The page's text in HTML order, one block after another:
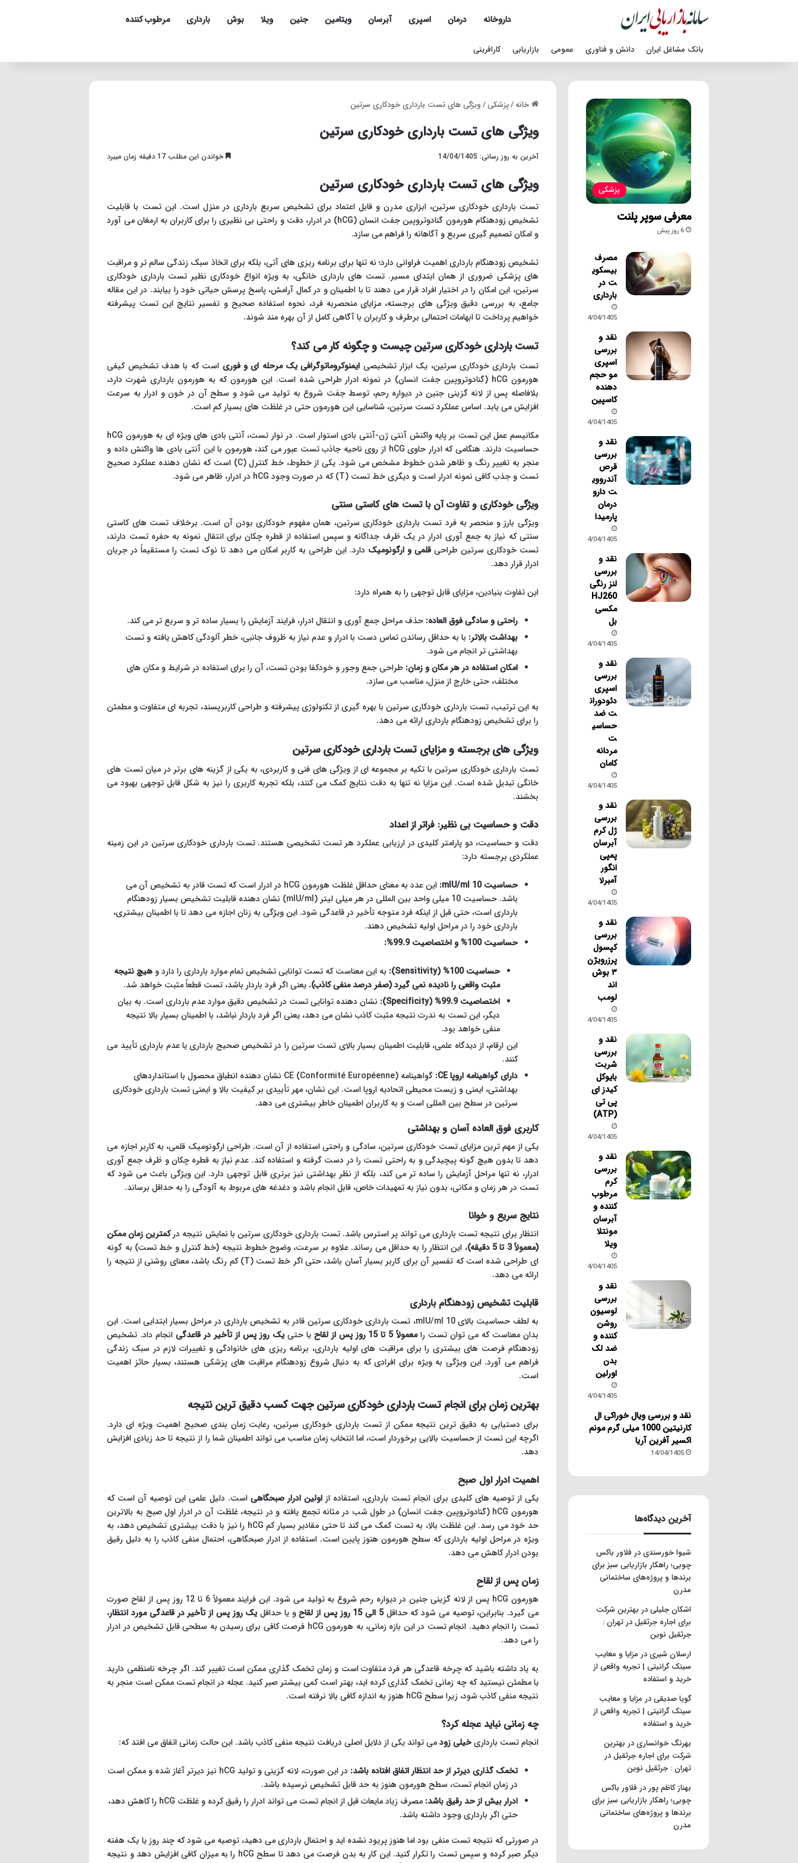
داروخانه درمان اسپری آبرسان ویتامین جنین ویلا بوش بارداری مرطوب کننده
بانک مشاغل ایران دانش و فناوری عمومی بازاریابی کارافرینی
خانه /پزشکی/ویژگی های تست بارداری خودکاری سرتین
ویژگی های تست بارداری خودکاری سرتین
آخرین به روز رسانی: 14/04/1405 خواندن این مطلب 17 دقیقه زمان میبرد
ویژگی های تست بارداری خودکاری سرتین
تست بارداری خودکاری سرتین، ابزاری مدرن و قابل اعتماد برای تشخیص سریع بارداری در منزل است. این تست با قابلیت
تشخیص زودهنگام هورمون گنادوتروپین جفت انسان (hCG) در ادرار، دقت و راحتی بی نظیری را برای کاربران به ارمغان می آورد
و امکان تصمیم گیری سریع و آگاهانه را فراهم می سازد.
تشخیص زودهنگام بارداری اهمیت فراوانی دارد؛ نه تنها برای برنامه ریزی های آتی، بلکه برای اتخاذ سبک زندگی سالم تر و مراقبت
های پزشکی ضروری از همان ابتدای مسیر. تست های بارداری خانگی، به ویژه انواع خودکاری نظیر تست بارداری خودکاری
سرتین، این امکان را در اختیار افراد قرار می دهند تا با اطمینان و در کمال آرامش، پاسخ پرسش حیاتی خود را بیابند. در این مقاله
جامع، به بررسی دقیق ویژگی های برجسته، مزایای منحصربه فرد، نحوه استفاده صحیح و تفسیر نتایج این تست پیشرفته
خواهیم پرداخت تا ابهامات احتمالی برطرف و کاربران با آگاهی کامل از آن بهره مند شوند.
تست بارداری خودکاری سرتین چیست و چگونه کار می کند؟
تست بارداری خودکاری سرتین، یک ابزار تشخیصی ایمنوکروماتوگرافی یک مرحله ای و فوری است که با هدف تشخیص کیفی
هورمون hCG (گنادوتروپین جفت انسان) در نمونه ادرار طراحی شده است. این هورمون که به هورمون بارداری شهرت دارد،
بلافاصله پس از لانه گزینی جنین در دیواره رحم، توسط جفت شروع به تولید می شود و سطح آن در خون و ادرار به سرعت
افزایش می یابد. اساس عملکرد تست سرتین، شناسایی این هورمون حتی در غلظت های بسیار کم است.
مکانیسم عمل این تست بر پایه واکنش آنتی ژن-آنتی بادی استوار است. در نوار تست، آنتی بادی های ویژه ای به هورمون hCG
حساسیت دارند. هنگامی که ادرار حاوی hCG از روی ناحیه جاذب تست عبور می کند، هورمون با این آنتی بادی ها واکنش داده و
منجر به تغییر رنگ و ظاهر شدن خطوط مشخص می شود. یکی از خطوط، خط کنترل (C) است که نشان دهنده عملکرد صحیح
تست و جذب کافی نمونه ادرار است و دیگری خط تست (T) که در صورت وجود hCG در ادرار، ظاهر می شود.
ویژگی خودکاری و تفاوت آن با تست های کاستی سنتی
ویژگی بارز و منحصر به فرد تست بارداری خودکاری سرتین، همان مفهوم خودکاری بودن آن است. برخلاف تست های کاستی
سنتی که نیاز به جمع آوری ادرار در یک ظرف جداگانه و سپس استفاده از قطره چکان برای انتقال نمونه به حفره تست دارند،
تست خودکاری سرتین طراحیقلمی و ارگونومیک دارد. این طراحی به کاربر امکان می دهد تا نوک تست را مستقیماً در جریان
ادرار قرار دهد.
این تفاوت بنیادین، مزایای قابل توجهی را به همراه دارد:
راحتی و سادگی فوق العاده: حذف مراحل جمع آوری و انتقال ادرار، فرایند آزمایش را بسیار ساده تر و سریع تر می کند.
بهداشت بالاتر: با به حداقل رساندن تماس دست با ادرار و عدم نیاز به ظروف جانبی، خطر آلودگی کاهش یافته و تست
بهداشتی تر انجام می شود.
امکان استفاده در هر مکان و زمان: طراحی جمع وجور و خودکفا بودن تست، آن را برای استفاده در شرایط و مکان های
مختلف، حتی خارج از منزل، مناسب می سازد.
به این ترتیب، تست بارداری خودکاری سرتین با بهره گیری از تکنولوژی پیشرفته و طراحی کاربرپسند، تجربه ای متفاوت و مطمئن
را برای تشخیص زودهنگام بارداری ارائه می دهد.
ویژگی های برجسته و مزایای تست بارداری خودکاری سرتین
تست بارداری خودکاری سرتین با تکیه بر مجموعه ای از ویژگی های فنی و کاربردی، به یکی از گزینه های برتر در میان تست های
خانگی تبدیل شده است. این مزایا نه تنها به دقت نتایج کمک می کنند، بلکه تجربه کاربری را نیز به شکل قابل توجهی بهبود می
بخشند.
دقت و حساسیت بی نظیر: فراتر از اعداد
دقت و حساسیت، دو پارامتر کلیدی در ارزیابی عملکرد هر تست تشخیصی هستند. تست بارداری خودکاری سرتین در این زمینه
عملکردی برجسته دارد:
حساسیت 10 mIU/ml:
این عدد به معنای حداقل غلظت هورمون hCG در ادرار است که تست قادر به تشخیص آن می
باشد. حساسیت 10 میلی واحد بین المللی در هر میلی لیتر (mIU/ml) نشان دهنده قابلیت تشخیص بسیار زودهنگام
بارداری است، حتی قبل از اینکه فرد متوجه تأخیر در قاعدگی شود. این ویژگی به زنان اجازه می دهد تا با اطمینان بیشتری،
بارداری خود را در مراحل اولیه تشخیص دهند.
حساسیت 100% و اختصاصیت 99.9%:
حساسیت 100% (Sensitivity): به این معناست که تست توانایی تشخیص تمام موارد بارداری را دارد وهیچ نتیجه
مثبت واقعی را نادیده نمی گیرد (صفر درصد منفی کاذب). یعنی اگر فرد باردار باشد، تست قطعاً مثبت خواهد شد.
اختصاصیت 99.9% (Specificity):
نشان دهنده توانایی تست در تشخیص دقیق موارد عدم بارداری است. به بیان
دیگر، این تست به ندرت نتیجه مثبت کاذب نشان می دهد، یعنی اگر فرد باردار نباشد، با اطمینان بسیار بالا نتیجه
منفی خواهد بود.
این ارقام، از دیدگاه علمی، قابلیت اطمینان بسیار بالای تست سرتین را در تشخیص صحیح بارداری یا عدم بارداری تأیید می
کنند.
دارای گواهینامه اروپا CE:
گواهینامه CE (Conformité Européenne) نشان دهنده انطباق محصول با استانداردهای
بهداشتی، ایمنی و زیست محیطی اتحادیه اروپا است. این نشان، مهر تأییدی بر کیفیت بالا و ایمنی تست بارداری خودکاری
سرتین در سطح بین المللی است و به کاربران اطمینان خاطر بیشتری می دهد.
کاربری فوق العاده آسان و بهداشتی
یکی از مهم ترین مزایای تست خودکاری سرتین، سادگی و راحتی استفاده از آن است. طراحی ارگونومیک قلمی، به کاربر اجازه می
دهد تا بدون هیچ گونه پیچیدگی و به راحتی تست را در دست گرفته و استفاده کند. عدم نیاز به قطره چکان و ظرف جمع آوری
ادرار، نه تنها مراحل آزمایش را ساده تر می کند، بلکه از نظر بهداشتی نیز برتری قابل توجهی دارد. این ویژگی باعث می شود که
تست در هر زمان و مکانی، بدون نیاز به تمهیدات خاص، قابل انجام باشد و دغدغه های مربوط به آلودگی را به حداقل برساند.
نتایج سریع و خوانا
انتظار برای نتیجه تست بارداری می تواند پر استرس باشد. تست بارداری خودکاری سرتین با نمایش نتیجه درکمترین زمان ممکن
(معمولاً 3 تا 5 دقیقه)
، این انتظار را به حداقل می رساند. علاوه بر سرعت، وضوح خطوط نتیجه (خط کنترل و خط تست) به گونه
ای طراحی شده است که تفسیر آن برای کاربر بسیار آسان باشد، حتی اگر خط تست (T) کم رنگ باشد، معنای روشنی از نتیجه را
ارائه می دهد.
قابلیت تشخیص زودهنگام بارداری
به لطف حساسیت بالای 10 mIU/ml، تست بارداری خودکاری سرتین قادر به تشخیص بارداری در مراحل بسیار ابتدایی است. این
بدان معناست که می توان تست رامعمولاً 5 تا 15 روز پس از لقاح یا حتییک روز پس از تأخیر در قاعدگیانجام داد. تشخیص
زودهنگام فرصت های بیشتری را برای مراقبت های اولیه بارداری، برنامه ریزی های خانوادگی و تغییرات لازم در سبک زندگی
فراهم می آورد. این ویژگی به ویژه برای افرادی که به دنبال شروع زودهنگام مراقبت های پزشکی هستند، بسیار حائز اهمیت
است.
بهترین زمان برای انجام تست بارداری خودکاری سرتین جهت کسب دقیق ترین نتیجه
برای دستیابی به دقیق ترین نتیجه ممکن از تست بارداری خودکاری سرتین، رعایت زمان بندی صحیح اهمیت ویژه ای دارد.
اگرچه این تست از حساسیت بالایی برخوردار است، اما انتخاب زمان مناسب می تواند اطمینان شما را از نتیجه تا حد زیادی افزایش
دهد.
اهمیت ادرار اول صبح
یکی از توصیه های کلیدی برای انجام تست بارداری، استفاده ازاولین ادرار صبحگاهی است. دلیل علمی این توصیه آن است که
هورمون hCG (گنادوتروپین جفت انسان) در طول شب در مثانه تجمع یافته و در نتیجه، غلظت آن در ادرار اول صبح به بالاترین
حد خود می رسد. این غلظت بالا، به تست کمک می کند تا حتی مقادیر بسیار کم hCG را نیز با دقت بیشتری تشخیص دهد، به
ویژه در مراحل اولیه بارداری که سطح هورمون هنوز پایین است. استفاده از ادرار صبحگاهی، احتمال منفی کاذب را به دلیل رقیق
بودن ادرار کاهش می دهد.
زمان پس از لقاح
هورمون hCG پس از لانه گزینی جنین در دیواره رحم شروع به تولید می شود. این فرایند معمولاً 6 تا 12 روز پس از لقاح صورت
می گیرد. بنابراین، توصیه می شود که حداقل5 الی 15 روز پس از لقاح و یا حداقل یک روز پس از تأخیر در قاعدگی مورد انتظار،
تست را انجام دهید. انجام تست در این بازه زمانی، به هورمون hCG فرصت کافی برای رسیدن به سطحی قابل تشخیص در ادرار
را می دهد.
به یاد داشته باشید که چرخه قاعدگی هر فرد متفاوت است و زمان تخمک گذاری ممکن است تغییر کند. اگر چرخه نامنظمی دارید
یا مطمئن نیستید که چه زمانی تخمک گذاری کرده اید، بهتر است کمی بیشتر صبر کنید. عجله در انجام تست ممکن است منجر به
نتیجه منفی کاذب شود، زیرا سطح hCG هنوز به اندازه کافی بالا نرفته است.
چه زمانی نباید عجله کرد؟
انجام تست بارداریخیلی زودمی تواند یکی از دلایل اصلی دریافت نتیجه منفی کاذب باشد. این حالت زمانی اتفاق می افتد که:
تخمک گذاری دیرتر از حد انتظار اتفاق افتاده باشد:
در این صورت، لانه گزینی و تولید hCG نیز دیرتر آغاز شده و ممکن است
در زمان انجام تست، سطح هورمون هنوز به حد قابل تشخیص نرسیده باشد.
ادرار بیش از حد رقیق باشد:
مصرف زیاد مایعات قبل از انجام تست می تواند ادرار را رقیق کرده و غلظت hCG را کاهش دهد،
حتی اگر بارداری وجود داشته باشد.
در صورتی که نتیجه تست منفی بود اما هنوز پریود نشده اید و احتمال بارداری می دهید، توصیه می شود که چند روز یا یک هفته
دیگر صبر کرده و سپس تست را تکرار کنید. این کار به بدن فرصت می دهد تا سطح hCG را به میزان کافی افزایش دهد و نتیجه
پزشکی
معرفی سوپر پلنت
6 روز پیش
مصرف
بیسکوی
ت در
بارداری
14/04/1405
نقد و
بررسی
اسپری
مو حجم
دهنده
کاسپین
14/04/1405
نقد و
بررسی
قرص
آندرووی
ت دارو
درمان
پارمیدا
14/04/1405
نقد و
بررسی
لنز رنگی
HJ260
مکسی
بل
14/04/1405
نقد و
بررسی
اسپری
دئودوران
ت ضد
حساسی
ت
مردانه
کامان
14/04/1405
نقد و
بررسی
ژل کرم
آبرسان
پمپی
انگور
آمبرلا
14/04/1405
نقد و
بررسی
کپسول
پرزرویژن
۳ بوش
اند
لومب
14/04/1405
نقد و
بررسی
شربت
بایوکل
کیدز ای
پی تی
(ATP)
14/04/1405
نقد و
بررسی
کرم
مرطوب
کننده و
آبرسان
مونتلا
ویلا
14/04/1405
نقد و
بررسی
لوسیون
روشن
کننده و
ضد لک
بدن
اورلین
14/04/1405
نقد و بررسی ویال خوراکی ال
کارنیتین 1000 میلی گرم مونم
اکسیر آفرین آریا
14/04/1405
آخرین دیدگاه‌ها
شیوا خورسندیدر فلاور باکس
چوبی؛ راهکار بازاریابی سبز برای
برندها و پروژه‌های ساختمانی
مدرن
اشکان جلیلیدر بهترین شرکت
برای اجاره جرثقیل در تهران :
جرثقیل نوین
ارسلان شیریدر مزایا و معایب
سینک گرانیتی | تجربه واقعی از
خرید و استفاده
گویا صدیقیدر مزایا و معایب
سینک گرانیتی | تجربه واقعی از
خرید و استفاده
بهرنگ خوانساریدر بهترین
شرکت برای اجاره جرثقیل در
تهران : جرثقیل نوین
بهناز کاظم پور در فلاور باکس
چوبی؛ راهکار بازاریابی سبز برای
برندها و پروژه‌های ساختمانی
مدرن